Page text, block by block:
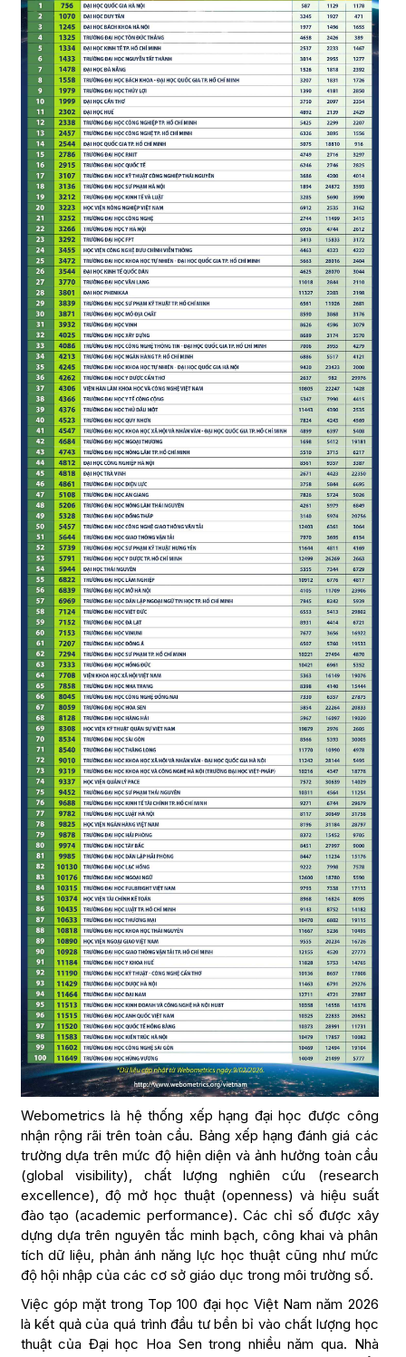
Webometrics là hệ thống xếp hạng đại học được công
nhận rộng rãi trên toàn cầu. Bảng xếp hạng đánh giá các
trường dựa trên mức độ hiện diện và ảnh hưởng toàn cầu
(global visibility), chất lượng nghiên cứu (research
excellence), độ mở học thuật (openness) và hiệu suất
đào tạo (academic performance). Các chỉ số được xây
dựng dựa trên nguyên tắc minh bạch, công khai và phân
tích dữ liệu, phản ánh năng lực học thuật cũng như mức
độ hội nhập của các cơ sở giáo dục trong môi trường số.
Việc góp mặt trong Top 100 đại học Việt Nam năm 2026
là kết quả của quá trình đầu tư bền bỉ vào chất lượng học
thuật của Đại học Hoa Sen trong nhiều năm qua. Nhà